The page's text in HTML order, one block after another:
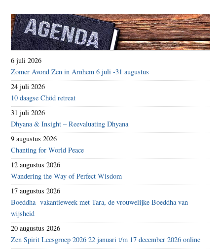
6 juli 2026
Zomer Avond Zen in Arnhem 6 juli -31 augustus
24 juli 2026
10 daagse Chöd retreat
31 juli 2026
Dhyana & Insight – Reevaluating Dhyana
9 augustus 2026
Chanting for World Peace
12 augustus 2026
Wandering the Way of Perfect Wisdom
17 augustus 2026
Boeddha- vakantieweek met Tara, de vrouwelijke Boeddha van
wijsheid
20 augustus 2026
Zen Spirit Leesgroep 2026 22 januari t/m 17 december 2026 online